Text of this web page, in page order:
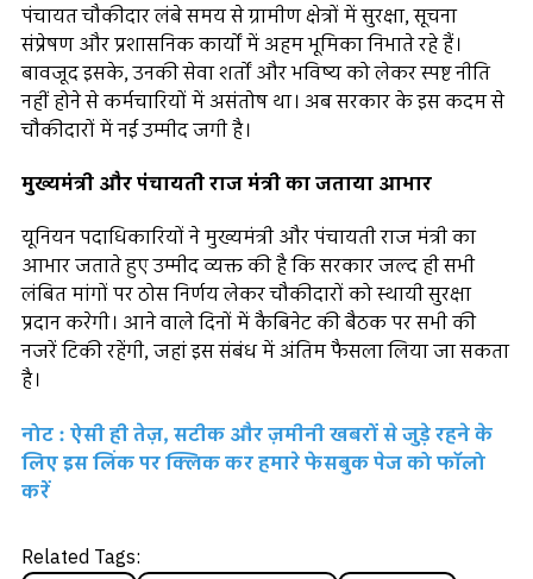
पंचायत चौकीदार लंबे समय से ग्रामीण क्षेत्रों में सुरक्षा, सूचना
संप्रेषण और प्रशासनिक कार्यों में अहम भूमिका निभाते रहे हैं।
बावजूद इसके, उनकी सेवा शर्तों और भविष्य को लेकर स्पष्ट नीति
नहीं होने से कर्मचारियों में असंतोष था। अब सरकार के इस कदम से
चौकीदारों में नई उम्मीद जगी है।
मुख्यमंत्री और पंचायती राज मंत्री का जताया आभार
यूनियन पदाधिकारियों ने मुख्यमंत्री और पंचायती राज मंत्री का
आभार जताते हुए उम्मीद व्यक्त की है कि सरकार जल्द ही सभी
लंबित मांगों पर ठोस निर्णय लेकर चौकीदारों को स्थायी सुरक्षा
प्रदान करेगी। आने वाले दिनों में कैबिनेट की बैठक पर सभी की
नजरें टिकी रहेंगी, जहां इस संबंध में अंतिम फैसला लिया जा सकता
है।
नोट : ऐसी ही तेज़, सटीक और ज़मीनी खबरों से जुड़े रहने के
लिए इस लिंक पर क्लिक कर हमारे फेसबुक पेज को फॉलो
करें
Related Tags: